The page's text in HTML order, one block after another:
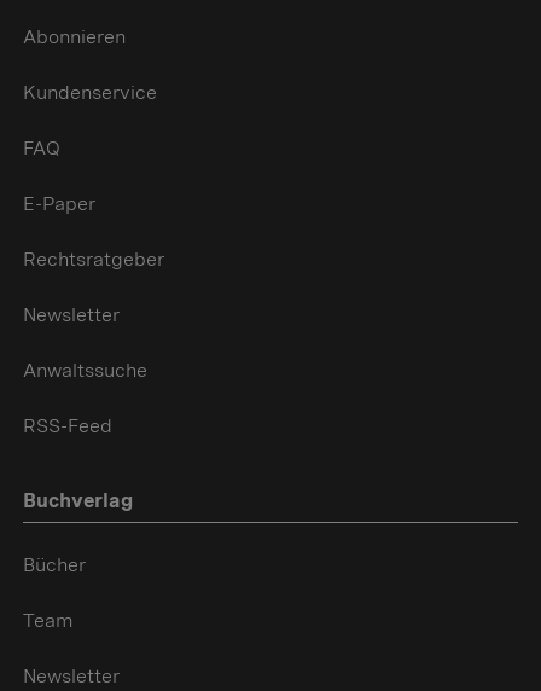
Abonnieren
Kundenservice
FAQ
E-Paper
Rechtsratgeber
Newsletter
Anwaltssuche
RSS-Feed
Buchverlag
Bücher
Team
Newsletter